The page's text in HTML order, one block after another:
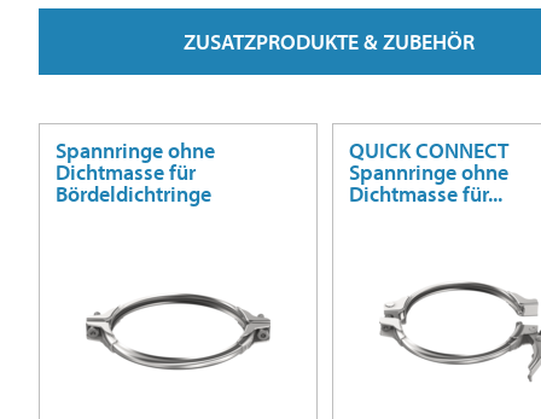
ZUSATZPRODUKTE & ZUBEHÖR
Spannringe ohne
Dichtmasse für
Bördeldichtringe
QUICK CONNECT
Spannringe ohne
Dichtmasse für...